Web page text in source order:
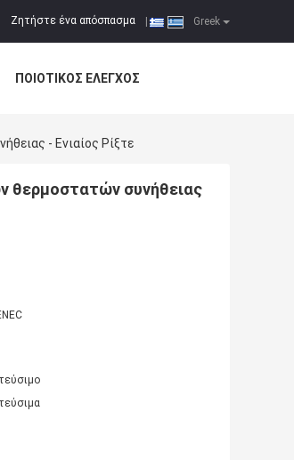
Greek
Ζητήστε ένα απόσπασμα
ΠΟΙΟΤΙΚΌΣ ΈΛΕΓΧΟΣ
- Ενιαίος Ρίξτε
θερμοστατών συνήθειας